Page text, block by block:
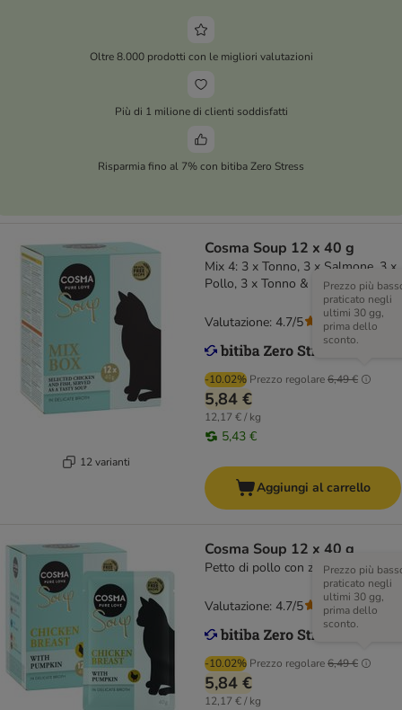
Oltre 8.000 prodotti con le migliori valutazioni
Più di 1 milione di clienti soddisfatti
Risparmia fino al 7% con bitiba Zero Stress
12 varianti
Cosma Soup 12 x 40 g
Mix 4: 3 x Tonno, 3 x Salmone, 3 x
Pollo, 3 x Tonno & Pollo
-10.02% Prezzo regolare6,49 €
Prezzo più
praticato negli
ultimi 30 gg,
prima dello
sconto.
5,84 €
12,17 € / kg
5,43 €
Valutazione: 4.7/5 (125
Aggiungi al carrello
Cosma Soup 12 x 40 g
Petto di pollo con zucca
-10.02% Prezzo regolare6,49 €
Prezzo più
praticato negli
ultimi 30 gg,
prima dello
sconto.
5,84 €
12,17 € / kg
Valutazione: 4.7/5 (125